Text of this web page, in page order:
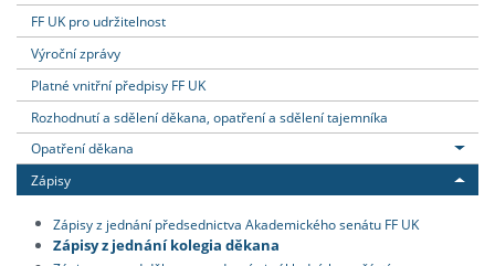
FF UK pro udržitelnost
Výroční zprávy
Platné vnitřní předpisy FF UK
Rozhodnutí a sdělení děkana, opatření a sdělení tajemníka
Opatření děkana
Zápisy
Zápisy z jednání předsednictva Akademického senátu FF UK
Zápisy z jednání kolegia děkana